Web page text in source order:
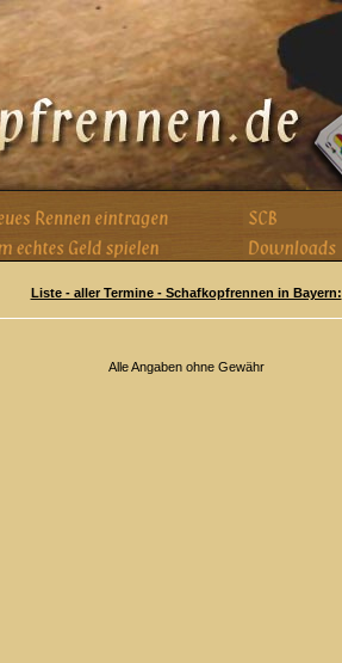
Liste - aller Termine - Schafkopfrennen in Bayern:
Alle Angaben ohne Gewähr